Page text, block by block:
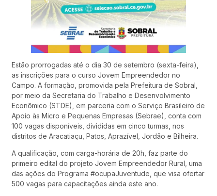
Estão prorrogadas até o dia 30 de setembro (sexta-feira),
as inscrições para o curso Jovem Empreendedor no
Campo. A formação, promovida pela Prefeitura de Sobral,
por meio da Secretaria do Trabalho e Desenvolvimento
Econômico (STDE), em parceria com o Serviço Brasileiro de
Apoio às Micro e Pequenas Empresas (Sebrae), conta com
100 vagas disponíveis, divididas em cinco turmas, nos
distritos de Aracatiaçu, Patos, Aprazível, Jordão e Bilheira.
A qualificação, com carga-horária de 20h, faz parte do
primeiro edital do projeto Jovem Empreendedor Rural, uma
das ações do Programa #ocupaJuventude, que visa ofertar
500 vagas para capacitações ainda este ano.